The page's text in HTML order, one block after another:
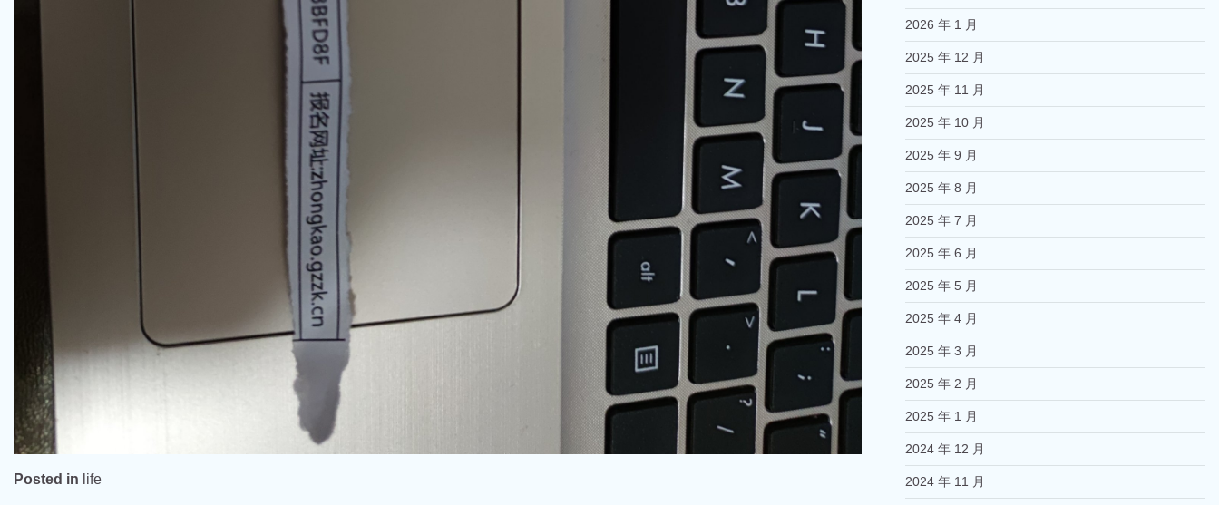
Posted in life
2026 年 1 月
2025 年 12 月
2025 年 11 月
2025 年 10 月
2025 年 9 月
2025 年 8 月
2025 年 7 月
2025 年 6 月
2025 年 5 月
2025 年 4 月
2025 年 3 月
2025 年 2 月
2025 年 1 月
2024 年 12 月
2024 年 11 月